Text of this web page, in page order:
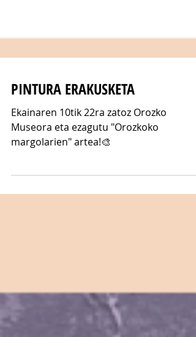
PINTURA ERAKUSKETA
Ekainaren 10tik 22ra zatoz Orozko
margolarien" artea!🎨